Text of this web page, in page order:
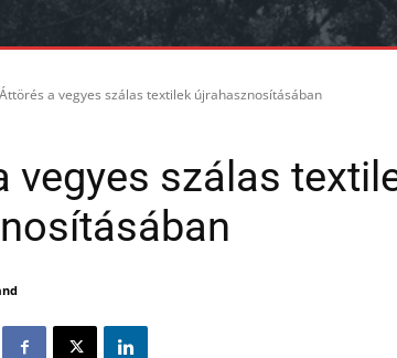
Áttörés a vegyes szálas textilek újrahasznosításában
vegyes szálas